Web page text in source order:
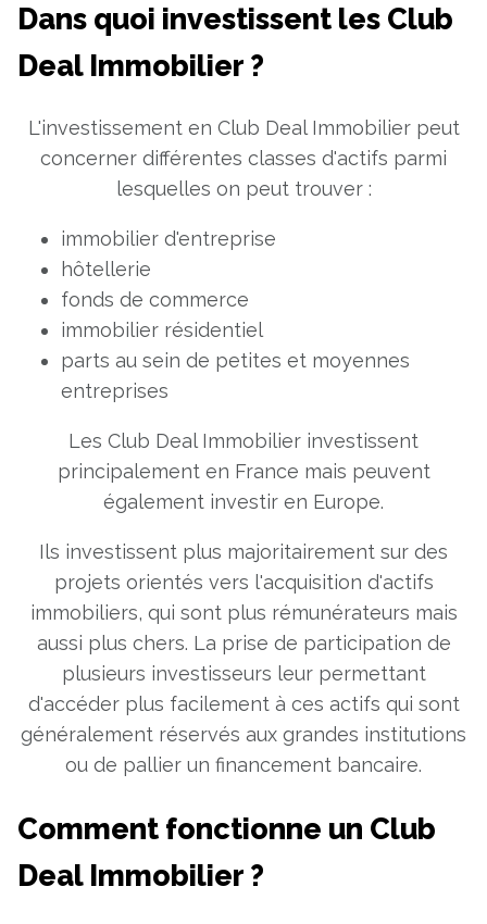
Dans quoi investissent les Club
Deal Immobilier ?
L'investissement en Club Deal Immobilier peut
concerner différentes classes d'actifs parmi
lesquelles on peut trouver :
immobilier d'entreprise
hôtellerie
fonds de commerce
immobilier résidentiel
parts au sein de petites et moyennes
entreprises
Les Club Deal Immobilier investissent
principalement en France mais peuvent
également investir en Europe.
Ils investissent plus majoritairement sur des
projets orientés vers l'acquisition d'actifs
immobiliers, qui sont plus rémunérateurs mais
aussi plus chers. La prise de participation de
plusieurs investisseurs leur permettant
d'accéder plus facilement à ces actifs qui sont
généralement réservés aux grandes institutions
ou de pallier un financement bancaire.
Comment fonctionne un Club
Deal Immobilier ?